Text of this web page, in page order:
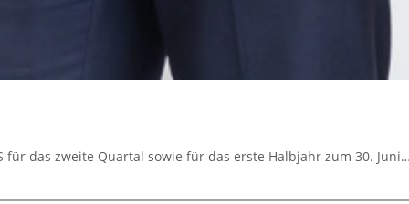
für das zweite Quartal sowie für das erste Halbjahr zum 30.